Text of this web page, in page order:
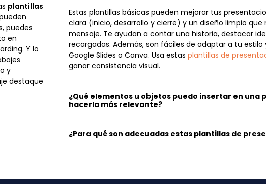
plantillas
puedes
en
Y lo
y
destaque
Estas plantillas básicas pueden mejorar tus
clara (inicio, desarrollo y cierre) y un diseño limpio
mensaje. Te ayudan a contar una historia, destacar
recargadas. Además, son fáciles de adaptar a tu
Google Slides o Canva. Usa estas plantillas de
ganar consistencia visual.
¿Qué elementos u objetos puedo insertar en una
hacerla más relevante?
¿Para qué son adecuadas estas plantillas de